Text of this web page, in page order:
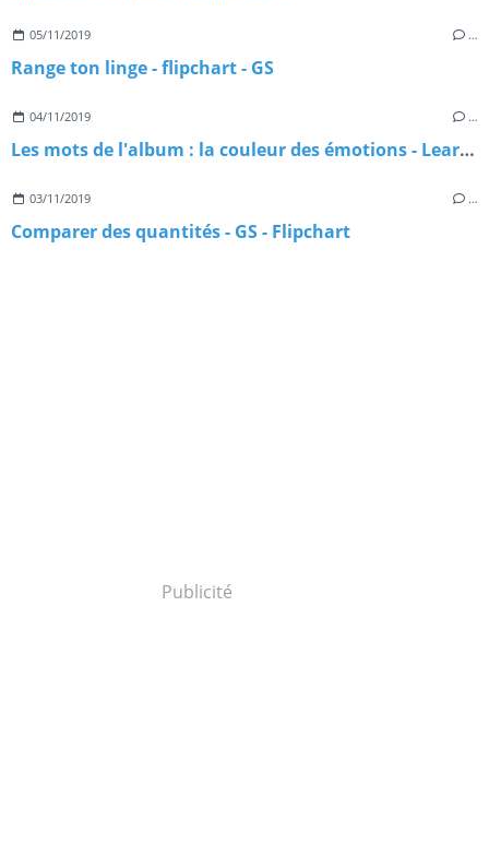
05/11/2019 …
Range ton linge - flipchart - GS
04/11/2019 …
Les mots de l'album : la couleur des émotions - Learningapps
03/11/2019 …
Comparer des quantités - GS - Flipchart
Publicité